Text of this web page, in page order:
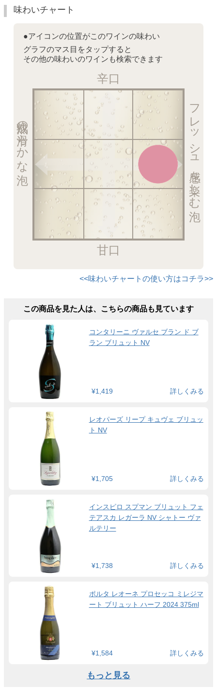
味わいチャート
●アイコンの位置がこのワインの味わい
グラフのマス目をタップすると
その他の味わいのワインも検索できます
辛口
フレッシュ感を楽しむ泡
甘口
熟成の滑らかな泡
<<味わいチャートの使い方はコチラ>>
この商品を見た人は、こちらの商品も見ています
コンタリーニ ヴァルセ ブラン ド ブ
ラン ブリュット NV
¥1,419 詳しくみる
レオパーズ リープ キュヴェ ブリュッ
ト NV
¥1,705 詳しくみる
インスピロ スプマン ブリュット フェ
テアスカ レガーラ NV シャトー ヴァ
ルテリー
¥1,738 詳しくみる
ポルタ レオーネ プロセッコ ミレジマ
ート ブリュット ハーフ 2024 375ml
¥1,584 詳しくみる
もっと見る